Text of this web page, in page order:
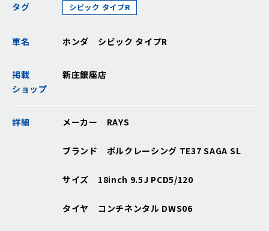
タグ シビック タイプR
車名 ホンダ シビック タイプR
掲載
ショップ
新庄銀座店
詳細 メーカー RAYS
ブランド ボルクレーシング TE37 SAGA SL
サイズ 18inch 9.5J PCD5/120
タイヤ コンチネンタル DWS06